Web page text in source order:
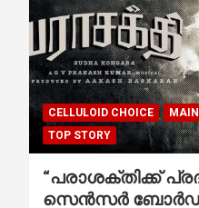
CELLULOID CHOICE
TOP STORY
“പരാശക്തിക്ക്
സെൻസർ